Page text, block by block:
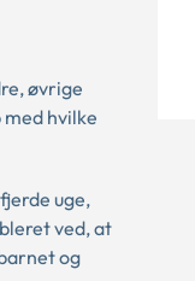
øvrige
hvilke
uge,
ved, at
og